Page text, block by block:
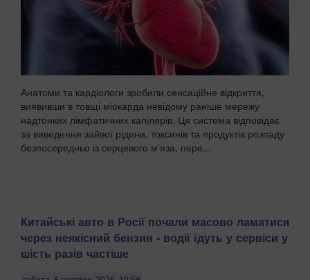
Анатоми та кардіологи зробили сенсаційне відкриття,
виявивши в товщі міокарда невідому раніше мережу
надтонких лімфатичних капілярів. Ця система відповідає
за виведення зайвої рідини, токсинів та продуктів розпаду
безпосередньо із серцевого м'яза, пере...
Китайські авто в Росії почали масово ламатися
через неякісний бензин - водії їдуть у сервіси у
шість разів частіше